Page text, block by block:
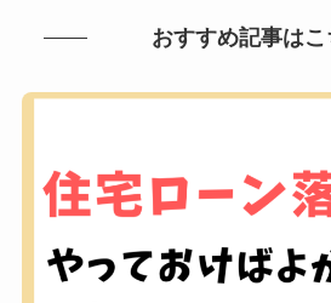
おすすめ記事はこ